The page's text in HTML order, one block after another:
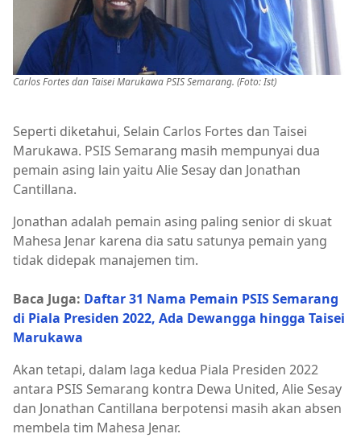
Carlos Fortes dan Taisei Marukawa PSIS Semarang. (Foto: Ist)
Seperti diketahui, Selain Carlos Fortes dan Taisei
Marukawa. PSIS Semarang masih mempunyai dua
pemain asing lain yaitu Alie Sesay dan Jonathan
Cantillana.
Jonathan adalah pemain asing paling senior di skuat
Mahesa Jenar karena dia satu satunya pemain yang
tidak didepak manajemen tim.
Baca Juga: Daftar 31 Nama Pemain PSIS Semarang
di Piala Presiden 2022, Ada Dewangga hingga Taisei
Marukawa
Akan tetapi, dalam laga kedua Piala Presiden 2022
antara PSIS Semarang kontra Dewa United, Alie Sesay
dan Jonathan Cantillana berpotensi masih akan absen
membela tim Mahesa Jenar.